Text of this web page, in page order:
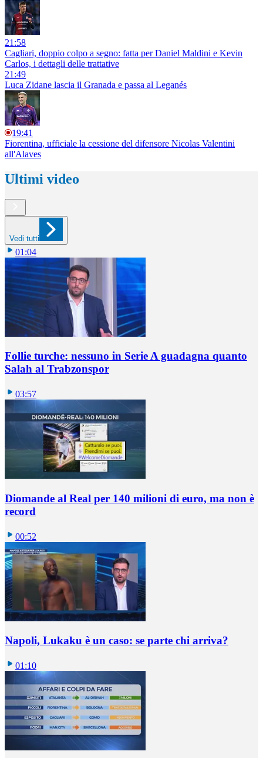
21:58
Cagliari, doppio colpo a segno: fatta per Daniel Maldini e Kevin
Carlos, i dettagli delle trattative
21:49
Luca Zidane lascia il Granada e passa al Leganés
19:41
Fiorentina, ufficiale la cessione del difensore Nicolas Valentini
all'Alaves
Ultimi video
Vedi tutti
01:04
Follie turche: nessuno in Serie A guadagna quanto
Salah al Trabzonspor
03:57
Diomande al Real per 140 milioni di euro, ma non è
record
00:52
Napoli, Lukaku è un caso: se parte chi arriva?
01:10